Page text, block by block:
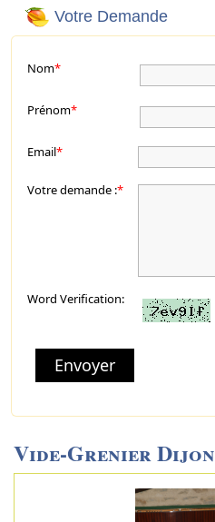
Votre Demande
Nom*
Prénom*
Email*
Votre demande :*
Word Verification:
Envoyer
Vide-Grenier Dijon